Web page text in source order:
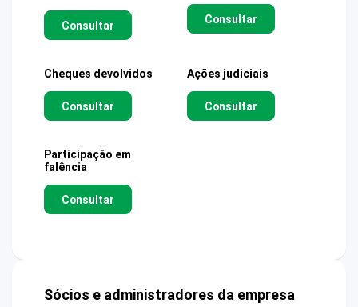
Consultar Consultar
Cheques devolvidos
Consultar
Ações judiciais
Consultar
Participação em
falência
Consultar
Sócios e administradores da empresa